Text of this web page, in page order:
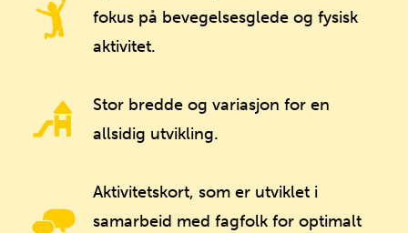
fokus på bevegelsesglede og fysisk
aktivitet.
Stor bredde og variasjon for en
allsidig utvikling.
Aktivitetskort, som er utviklet i
samarbeid med fagfolk for optimalt